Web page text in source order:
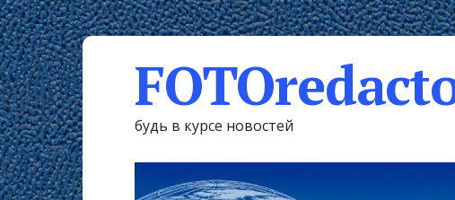
будь в курсе новостей